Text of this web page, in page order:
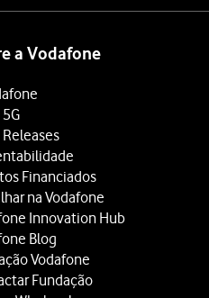
a Vodafone
Releases
Financiados
na Vodafone
Innovation Hub
Blog
Vodafone
Fundação